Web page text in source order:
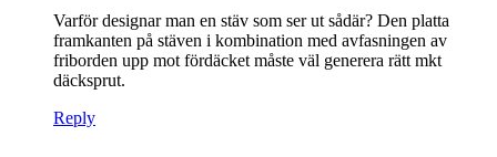
Varför designar man en stäv som ser ut sådär? Den platta
framkanten på stäven i kombination med avfasningen av
friborden upp mot fördäcket måste väl generera rätt mkt
däcksprut.
Reply